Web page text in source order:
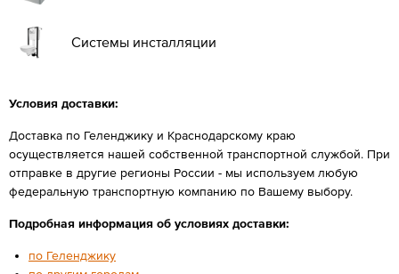
Системы инсталляции
Условия доставки:
Доставка по Геленджику и Краснодарскому краю
осуществляется нашей собственной транспортной службой. При
отправке в другие регионы России - мы используем любую
федеральную транспортную компанию по Вашему выбору.
Подробная информация об условиях доставки:
по Геленджику